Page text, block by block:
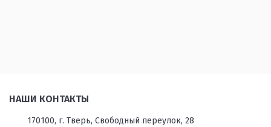
НАШИ КОНТАКТЫ
170100, г. Тверь, Свободный переулок, 28